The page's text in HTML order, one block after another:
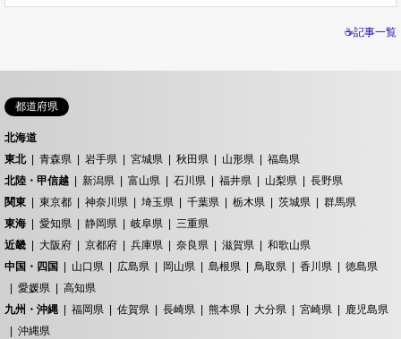
☕記事一覧
都道府県
北海道
東北
青森県 岩手県 宮城県 秋田県 山形県
福島県
北陸・甲信越
新潟県 富山県 石川県 福井県 山梨県
長野県
関東
東京都 神奈川県 埼玉県 千葉県 栃木県 茨城県
群馬県
東海
愛知県 静岡県 岐阜県
三重県
近畿
大阪府 京都府 兵庫県 奈良県 滋賀県
和歌山県
中国・四国
山口県 広島県 岡山県 島根県 鳥取県 香川県
徳島県
愛媛県
高知県
九州・沖縄
福岡県 佐賀県 長崎県 熊本県 大分県 宮崎県
鹿児島県
沖縄県